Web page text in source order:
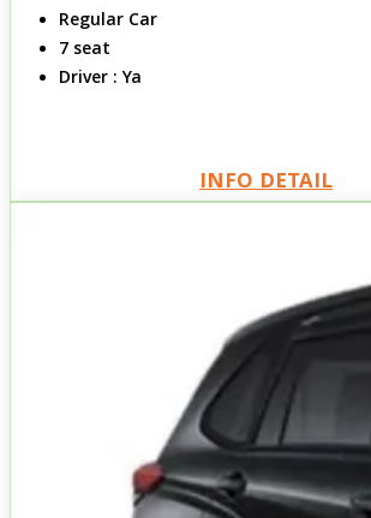
Regular Car
7 seat
Driver : Ya
INFO DETAIL